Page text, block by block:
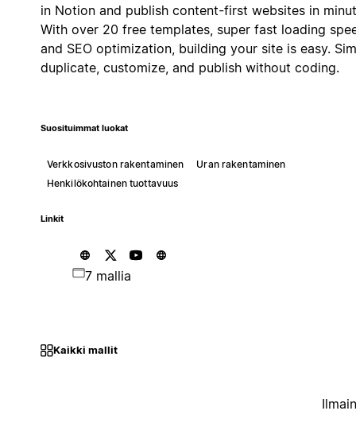
in Notion and publish content-first websites in
With over 20 free templates, super fast loading
and SEO optimization, building your site is easy.
duplicate, customize, and publish without coding.
Suosituimmat luokat
Verkkosivuston rakentaminen
Uran rakentaminen
Henkilökohtainen tuottavuus
Linkit
7 mallia
Kaikki mallit